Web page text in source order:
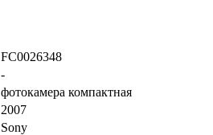
FC0026348
-
фотокамера компактная
2007
Sony